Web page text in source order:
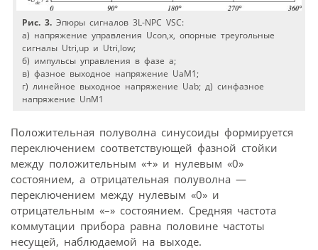
Рис. 3. Эпюры сигналов 3L-NPC VSC:
a) напряжение управления Ucon,x, опорные треугольные
сигналы Utri,up и Utri,low;
б) импульсы управления в фазе a;
в) фазное выходное напряжение UaM1;
г) линейное выходное напряжение Uab; д) синфазное
напряжение UnM1
Положительная полуволна синусоиды формируется
переключением соответствующей фазной стойки
между положительным «+» и нулевым «0»
состоянием, а отрицательная полуволна —
переключением между нулевым «0» и
отрицательным «–» состоянием. Средняя частота
коммутации прибора равна половине частоты
несущей, наблюдаемой на выходе.